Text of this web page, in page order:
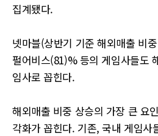
집계됐다.
넷마블(상반기 기준 해외매출 비
펄어비스(81)% 등의 게임사들도
임사로 꼽힌다.
해외매출 비중 상승의 가장 큰 요
각화가 꼽힌다. 기존, 국내 게임사